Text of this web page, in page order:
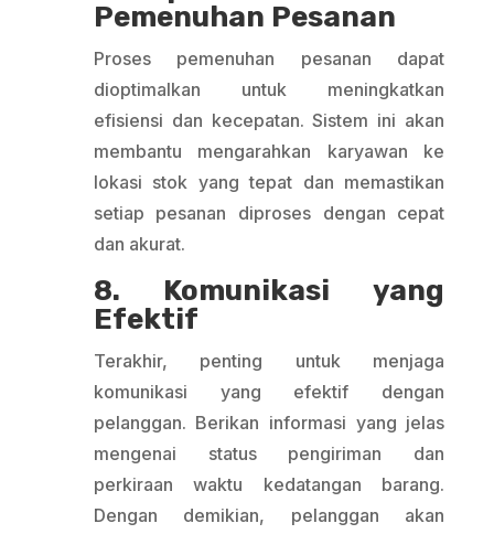
Pemenuhan Pesanan
Proses pemenuhan pesanan dapat
dioptimalkan untuk meningkatkan
efisiensi dan kecepatan. Sistem ini akan
membantu mengarahkan karyawan ke
lokasi stok yang tepat dan memastikan
setiap pesanan diproses dengan cepat
dan akurat.
8. Komunikasi yang
Efektif
Terakhir, penting untuk menjaga
komunikasi yang efektif dengan
pelanggan. Berikan informasi yang jelas
mengenai status pengiriman dan
perkiraan waktu kedatangan barang.
Dengan demikian, pelanggan akan